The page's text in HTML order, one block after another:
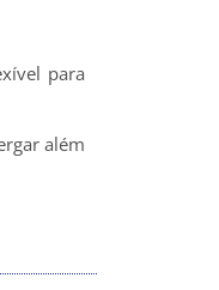
para
além